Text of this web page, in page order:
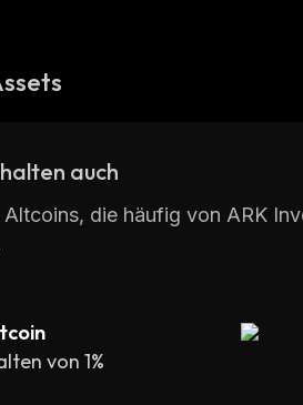
auch
Altcoins, die häufig von ARK
von 1%